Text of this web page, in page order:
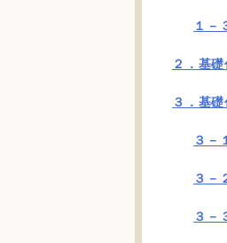
１－
２．基
３．基
３－
３－
３－